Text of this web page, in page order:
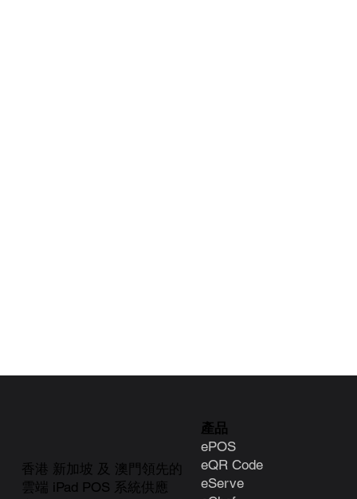
香港 新加坡 及 澳門領先的
雲端 iPad POS 系統供應
產品
ePOS
eQR Code
eServe